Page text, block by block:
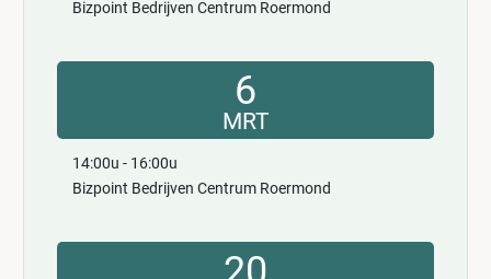
Bizpoint Bedrijven Centrum Roermond
6
MRT
14:00u - 16:00u
Bizpoint Bedrijven Centrum Roermond